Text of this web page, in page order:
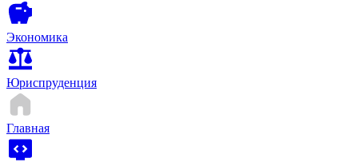
Экономика
Юриспруденция
Главная